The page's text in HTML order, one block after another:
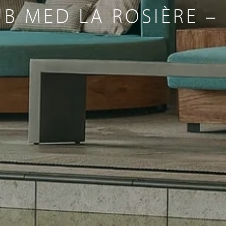
MED LA ROSIÈRE –